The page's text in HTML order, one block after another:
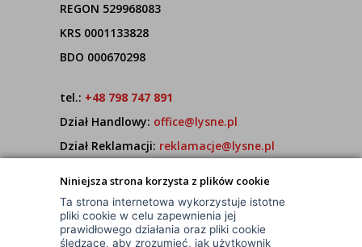
Niniejsza strona korzysta z plików cookie
Ta strona internetowa wykorzystuje istotne
pliki cookie w celu zapewnienia jej
prawidłowego działania oraz pliki cookie
śledzące, aby zrozumieć, jak użytkownik
REGON 529968083
KRS 0001133828
BDO 000670298
tel.: +48 798 747 891
Dział Handlowy: office@lysne.pl
Dział Reklamacji: reklamacje@lysne.pl
7:00 - 15:00